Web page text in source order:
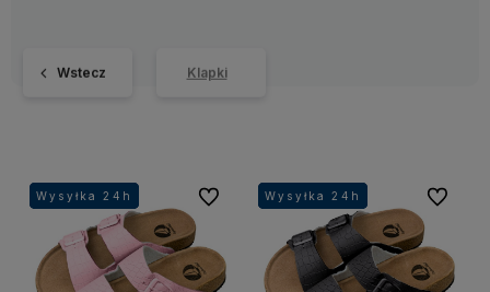
Wstecz Klapki
Wysyłka 24h
Wysyłka 24h
Wysyłka 24h
Wysyłka 24h Do ulubionychWysyłka 24h
Wysyłka 24h
Wysyłka 24h
Wysyłka 24h Do